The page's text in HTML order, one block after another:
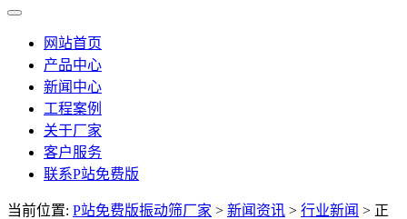
网站首页
产品中心
新闻中心
工程案例
关于厂家
客户服务
联系P站免费版
当前位置: P站免费版振动筛厂家 > 新闻资讯 > 行业新闻 > 正